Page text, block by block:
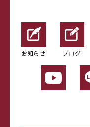
お知らせ ブログ